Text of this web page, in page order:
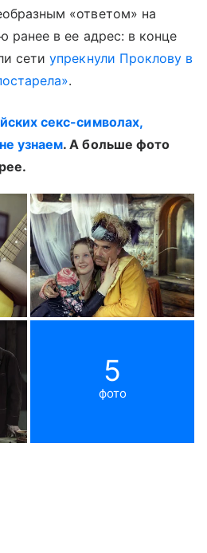
«ответом» на
ранее в ее адрес: в конце
сетиупрекнули Проклову в
.
секс-символах,
узнаем. А больше фото
5
фото